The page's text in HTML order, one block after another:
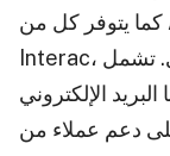
كما يتوفر كل من Aktia، والتحويلات المصرفية، و
Interac، وغيرها من طرق الدفع الآمنة الأخرى. تشمل
الإلكتروني
دعم عملاء من